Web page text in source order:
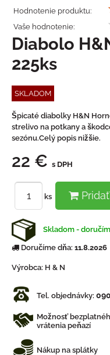
Hodnotenie produktu:
Vaše hodnotenie:
Diabolo
225ks
SKLADOM
Špicaté diabolky H&N
strelivo na potkany a
sezónu.Celý popis nižšie.
22 € s DPH
ks
Skladom -
Doručíme dňa: 11.8.2026
Výrobca: H & N
Tel. objednávky:
Možnosť
vrátenia peňazí
Nákup na splátky